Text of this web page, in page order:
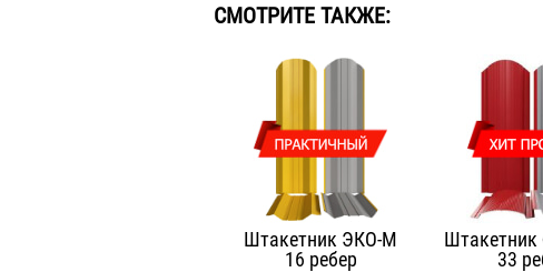
СМОТРИТЕ ТАКЖЕ:
Штакетник ЭКО-М
16 ребер
Штакетник
33